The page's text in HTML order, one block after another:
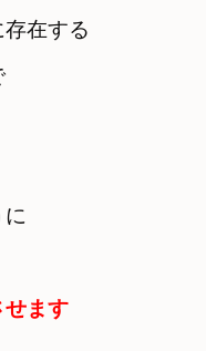
在する
せます